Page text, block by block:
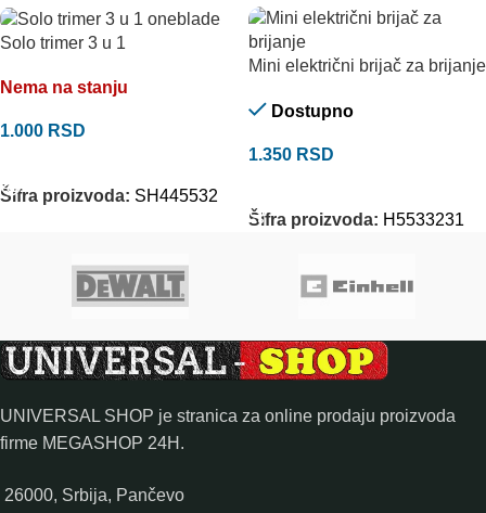
Solo trimer 3 u 1
Nema na stanju
1.000 RSD
Šifra proizvoda: SH445532
Mini električni brijač za brijanje
Dostupno
1.350 RSD
Šifra proizvoda: H5533231
UNIVERSAL SHOP je stranica za online prodaju proizvoda
firme MEGASHOP 24H.
26000, Srbija, Pančevo